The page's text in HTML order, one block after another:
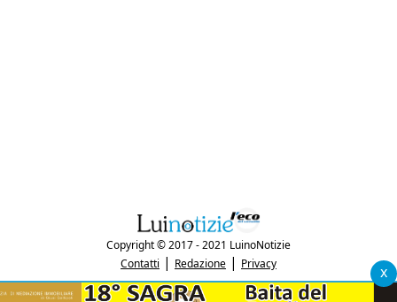
x
Copyright © 2017 - 2021 LuinoNotizie
Contatti | Redazione | Privacy
"Luinonotizie.it è una testata giornalistica iscritta al Registro Stampa del